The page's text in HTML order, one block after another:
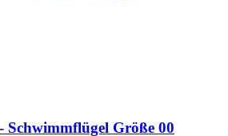
Schwimmflügel Größe 00